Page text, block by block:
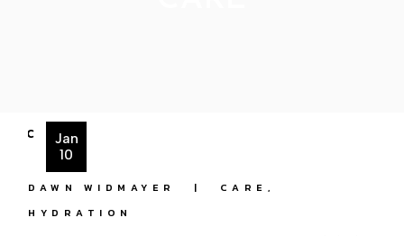
Jan
10
DAWN WIDMAYER
CARE
HYDRATION